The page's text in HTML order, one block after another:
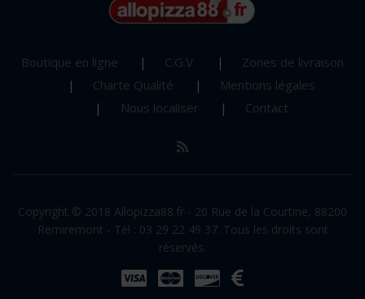
Boutique en ligne C.G.V.
Zones de livraison
Charte Qualité
Mentions légales
Nous localiser
Contact
Copyright © 2018 Allopizza88.fr - 20 Rue de la Courtine, 88200
Remiremont - Tél : 03 29 22 49 37. Tous les droits sont
réservés.